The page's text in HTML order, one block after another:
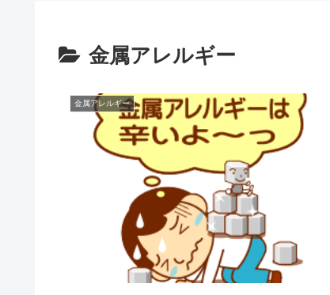
金属アレルギー
金属アレルギー